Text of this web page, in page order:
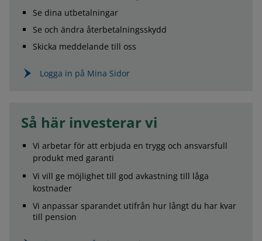
Se dina utbetalningar
Se och ändra återbetalningsskydd
Skicka meddelande till oss
Logga in på Mina Sidor
Så här investerar vi
Vi arbetar för att erbjuda en trygg och ansvarsfull
produkt med garanti
Vi vill ge möjlighet till god avkastning till låga
kostnader
Vi anpassar sparandet utifrån hur långt du har kvar
till pension